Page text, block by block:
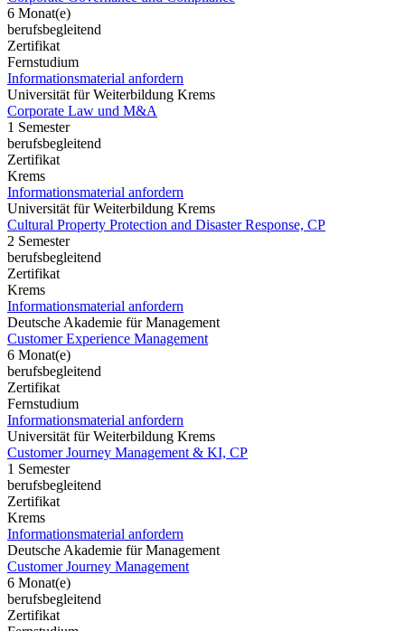
6 Monat(e)
berufsbegleitend
Zertifikat
Fernstudium
Informationsmaterial anfordern
Universität für Weiterbildung Krems
Corporate Law und M&A
1 Semester
berufsbegleitend
Zertifikat
Krems
Informationsmaterial anfordern
Universität für Weiterbildung Krems
Cultural Property Protection and Disaster Response, CP
2 Semester
berufsbegleitend
Zertifikat
Krems
Informationsmaterial anfordern
Deutsche Akademie für Management
Customer Experience Management
6 Monat(e)
berufsbegleitend
Zertifikat
Fernstudium
Informationsmaterial anfordern
Universität für Weiterbildung Krems
Customer Journey Management & KI, CP
1 Semester
berufsbegleitend
Zertifikat
Krems
Informationsmaterial anfordern
Deutsche Akademie für Management
Customer Journey Management
6 Monat(e)
berufsbegleitend
Zertifikat